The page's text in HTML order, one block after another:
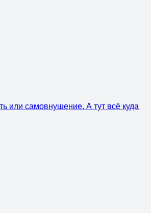
или самовнушение. А тут всё куда